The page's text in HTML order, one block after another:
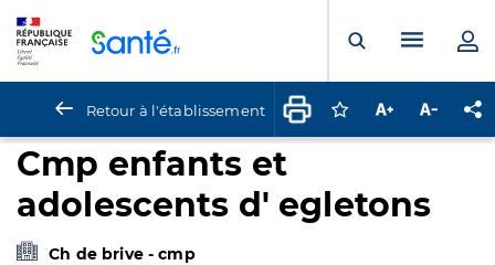
Ouvrir laMenu
Retour à l'établissement Connectez-vous
Augmenter la
Cmp enfants et
adolescents d' egletons
Ch de brive - cmp